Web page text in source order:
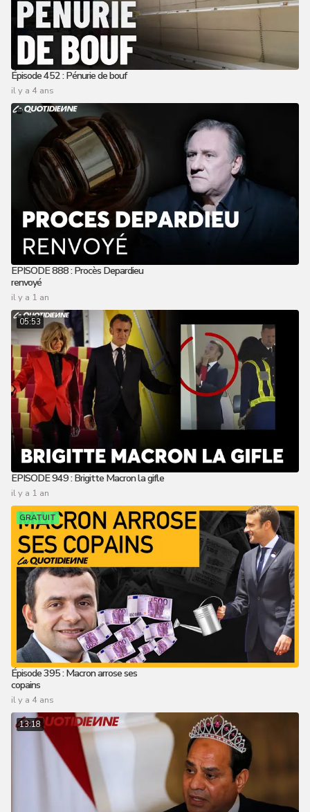
Épisode 452 : Pénurie de bouf
il y a 4 ans
EPISODE 888 : Procès Depardieu
renvoyé
il y a 1 an
05:53
EPISODE 949 : Brigitte Macron la gifle
il y a 1 an
GRATUIT
Épisode 395 : Macron arrose ses
copains
il y a 4 ans
13:18